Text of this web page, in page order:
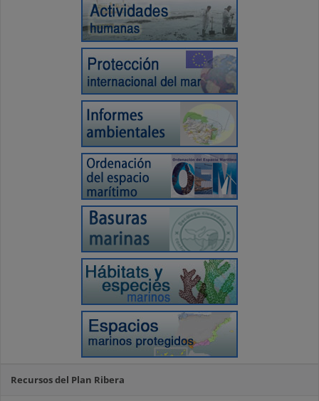
Recursos del Plan Ribera